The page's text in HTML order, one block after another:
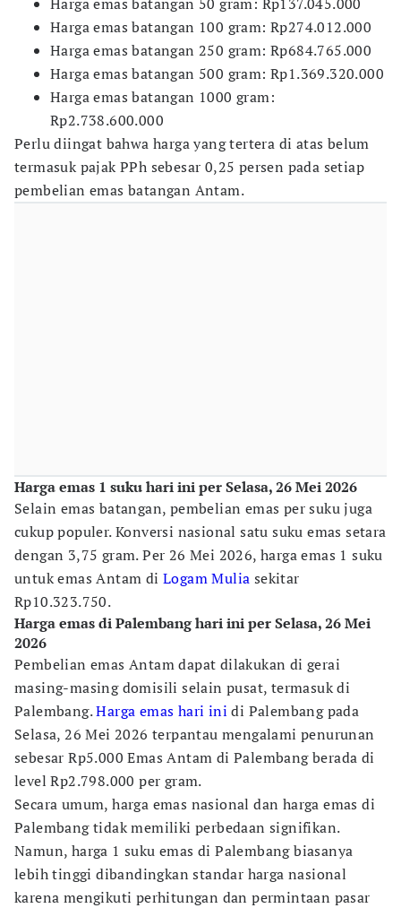
​Harga emas batangan 100 gram: Rp274.012.000
​Harga emas batangan 250 gram: Rp684.765.000
​Harga emas batangan 500 gram: Rp1.369.320.000
​Harga emas batangan 1000 gram:
Rp2.738.600.000
Perlu diingat bahwa harga yang tertera di atas belum
termasuk pajak PPh sebesar 0,25 persen pada setiap
pembelian emas batangan Antam.
Harga emas 1 suku hari ini per Selasa, 26 Mei 2026
Selain emas batangan, pembelian emas per suku juga
cukup populer. Konversi nasional satu suku emas setara
dengan 3,75 gram. Per 26 Mei 2026, harga emas 1 suku
untuk emas Antam di Logam Mulia sekitar
Rp10.323.750.
Harga emas di Palembang hari ini per Selasa, 26 Mei
2026
Pembelian emas Antam dapat dilakukan di gerai
masing-masing domisili selain pusat, termasuk di
Palembang.Harga emas hari ini di Palembang pada
Selasa, 26 Mei 2026 terpantau mengalami penurunan
sebesar Rp5.000 Emas Antam di Palembang berada di
level Rp2.798.000 per gram.
Secara umum, harga emas nasional dan harga emas di
Palembang tidak memiliki perbedaan signifikan.
Namun, harga 1 suku emas di Palembang biasanya
lebih tinggi dibandingkan standar harga nasional
karena mengikuti perhitungan dan permintaan pasar